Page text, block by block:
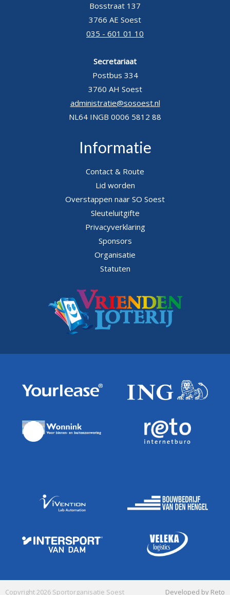
Bosstraat 137
3766 AE Soest
035 - 601 01 10
Secretariaat
Postbus 334
3760 AH Soest
administratie@sosoest.nl
NL64 INGB 0006 5812 88
Informatie
Contact & Route
Lid worden
Overstappen naar SO Soest
Sleuteluitgifte
Privacyverklaring
Sponsors
Organisatie
Statuten
Copyright 2026 Sportorganisatie Soest Developed by Reto